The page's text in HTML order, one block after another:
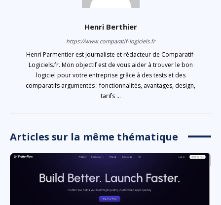
Henri Berthier
https://www.comparatif-logiciels.fr
Henri Parmentier est journaliste et rédacteur de Comparatif-
Logiciels.fr. Mon objectif est de vous aider à trouver le bon
logiciel pour votre entreprise grâce à des tests et des
comparatifs argumentés : fonctionnalités, avantages, design,
tarifs ...
Articles sur la même thématique